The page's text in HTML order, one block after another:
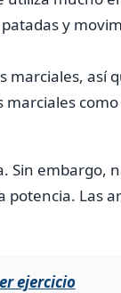
y
así
como
Sin embargo,
Las
ejercicio